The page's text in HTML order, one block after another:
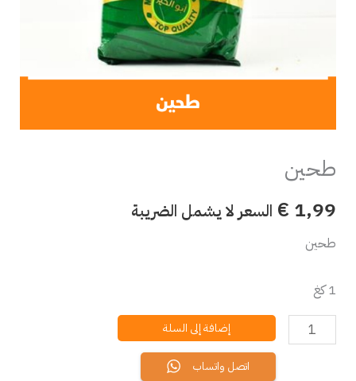
طحين
€ 1,99 السعر لا يشمل الضريبة
طحين
1 كغ
إضافة إلى السلة
اتصل واتساب